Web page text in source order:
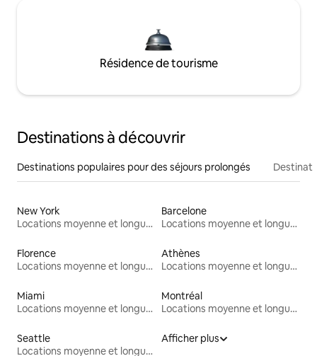
Résidence de tourisme
Destinations à découvrir
Destinations populaires pour des séjours prolongés
New York
Locations moyenne et longue durée
Barcelone
Locations moyenne et longue durée
Florence
Locations moyenne et longue durée
Athènes
Locations moyenne et longue durée
Miami
Locations moyenne et longue durée
Montréal
Locations moyenne et longue durée
Seattle
Locations moyenne et longue durée
Afficher plus